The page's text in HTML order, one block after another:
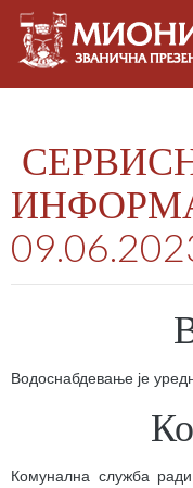
Водоснабдевање је
Комунална служба